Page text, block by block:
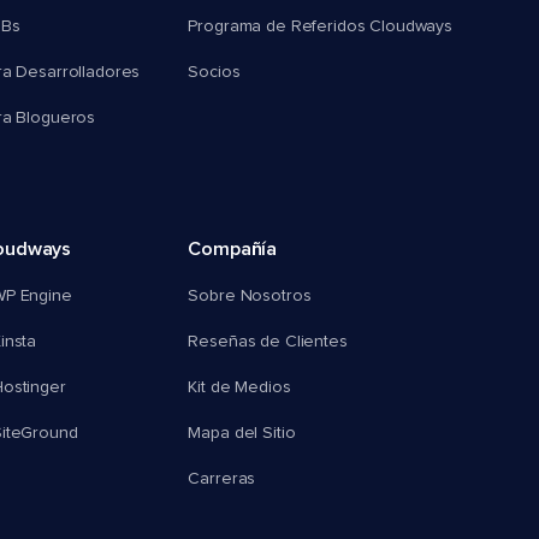
Desarrolladores
Blogueros
Programa de Referidos Cloudways
Socios
Engine
Compañía
Sobre Nosotros
Reseñas de Clientes
Kit de Medios
Mapa del Sitio
Carreras